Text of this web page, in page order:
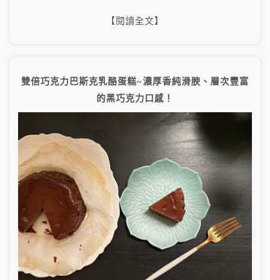
【閱讀全文】
雙倍巧克力巴斯克乳酪蛋糕~濃厚香純滑腴、層次豐富
的黑巧克力口感！